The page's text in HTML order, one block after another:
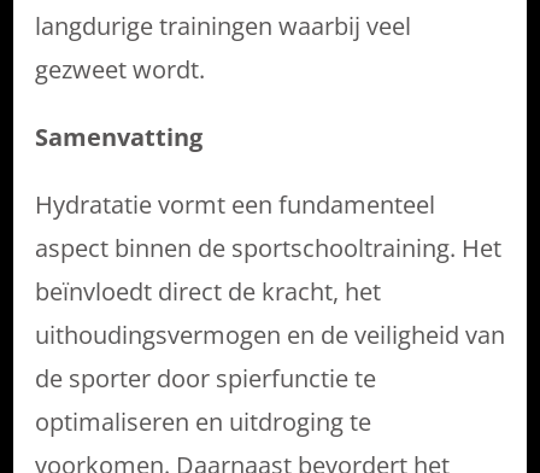
langdurige trainingen waarbij veel
gezweet wordt.
Samenvatting
Hydratatie vormt een fundamenteel
aspect binnen de sportschooltraining. Het
beïnvloedt direct de kracht, het
uithoudingsvermogen en de veiligheid van
de sporter door spierfunctie te
optimaliseren en uitdroging te
voorkomen. Daarnaast bevordert het